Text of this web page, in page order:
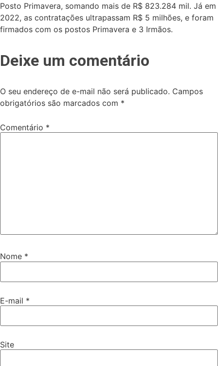
Posto Primavera, somando mais de R$ 823.284 mil. Já em
2022, as contratações ultrapassam R$ 5 milhões, e foram
firmados com os postos Primavera e 3 Irmãos.
Deixe um comentário
O seu endereço de e-mail não será publicado. Campos
obrigatórios são marcados com *
Comentário *
Nome *
E-mail *
Site